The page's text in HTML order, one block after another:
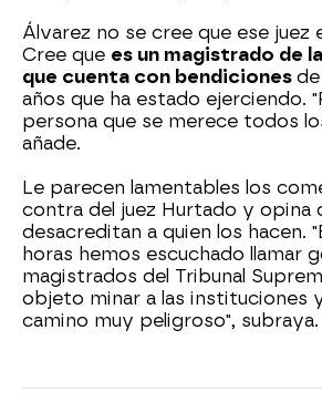
Álvarez no se cree que ese juez
Cree que es un magistrado de
que cuenta con bendiciones
años que ha estado ejerciendo.
persona que se merece todos
añade.
Le parecen lamentables los
contra del juez Hurtado y opina
desacreditan a quien los hacen.
horas hemos escuchado llamar
magistrados del Tribunal
objeto minar a las instituciones
camino muy peligroso", subraya.